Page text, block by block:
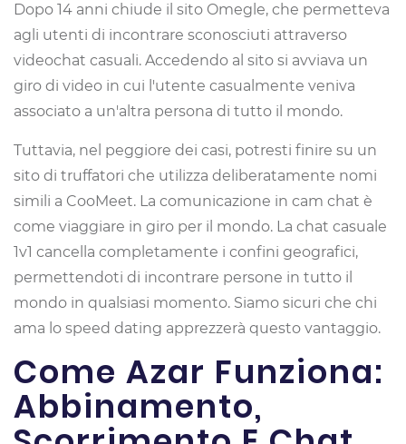
Dopo 14 anni chiude il sito Omegle, che permetteva
agli utenti di incontrare sconosciuti attraverso
videochat casuali. Accedendo al sito si avviava un
giro di video in cui l'utente casualmente veniva
associato a un'altra persona di tutto il mondo.
Tuttavia, nel peggiore dei casi, potresti finire su un
sito di truffatori che utilizza deliberatamente nomi
simili a CooMeet. La comunicazione in cam chat è
come viaggiare in giro per il mondo. La chat casuale
1v1 cancella completamente i confini geografici,
permettendoti di incontrare persone in tutto il
mondo in qualsiasi momento. Siamo sicuri che chi
ama lo speed dating apprezzerà questo vantaggio.
Come Azar Funziona:
Abbinamento,